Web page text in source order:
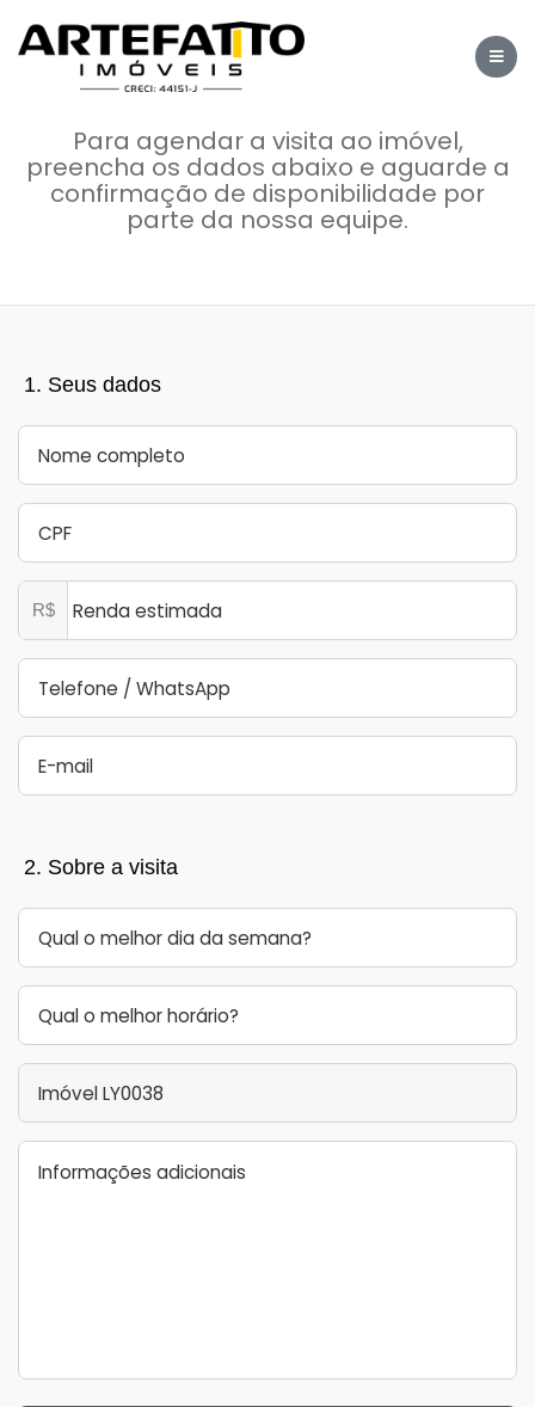
Agende uma visita
Para agendar a visita ao imóvel,
preencha os dados abaixo e aguarde a
confirmação de disponibilidade por
parte da nossa equipe.
1. Seus dados
R$
2. Sobre a visita